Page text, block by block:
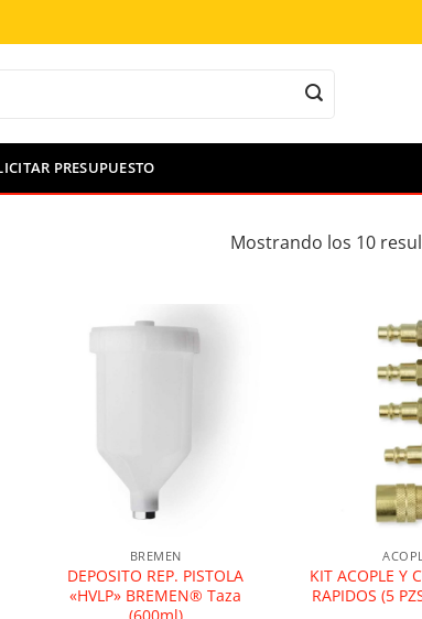
PRESUPUESTO
Mostrando los 10
BREMEN
DEPOSITO REP. PISTOLA
«HVLP» BREMEN® Taza
Añadir a la
KIT ACOPLE Y
RAPIDOS (5